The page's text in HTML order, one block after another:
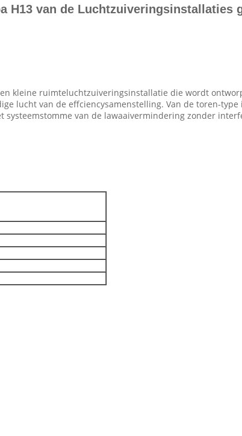
H13 van de Luchtzuiveringsinstallaties
kleine ruimteluchtzuiveringsinstallatie die wordt
lucht van de effciencysamenstelling. Van de toren-
systeemstomme van de lawaaivermindering zonder